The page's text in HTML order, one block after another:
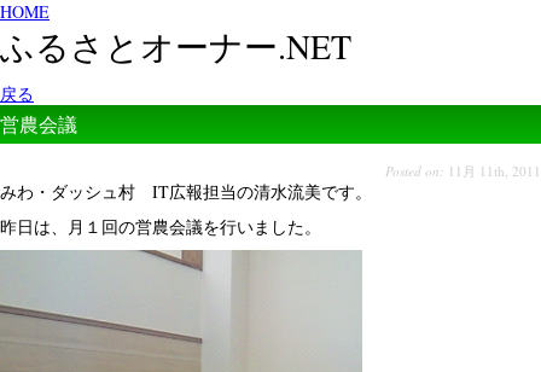
HOME
ふるさとオーナー.NET
戻る
営農会議
Posted on: 11月 11th, 2011
みわ・ダッシュ村 IT広報担当の清水流美です。
昨日は、月１回の営農会議を行いました。